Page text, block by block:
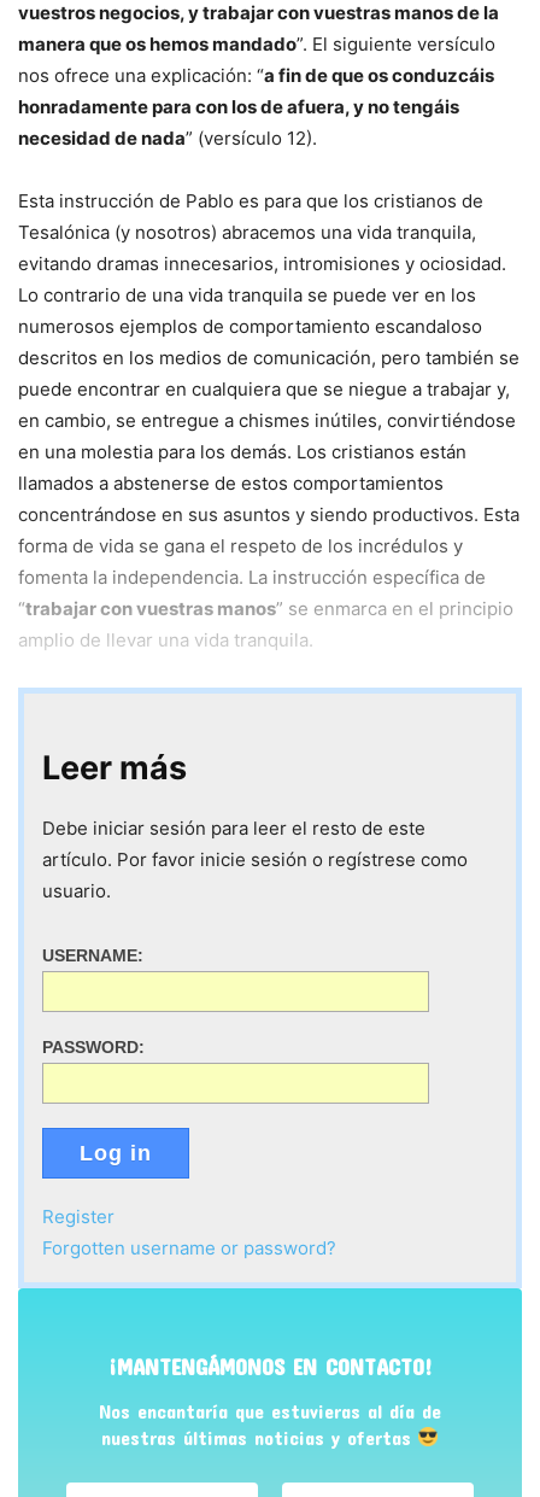
vuestros negocios, y trabajar con vuestras manos de la
manera que os hemos mandado”. El siguiente versículo
nos ofrece una explicación: “a fin de que os conduzcáis
honradamente para con los de afuera, y no tengáis
necesidad de nada” (versículo 12).
Esta instrucción de Pablo es para que los cristianos de
Tesalónica (y nosotros) abracemos una vida tranquila,
evitando dramas innecesarios, intromisiones y ociosidad.
Lo contrario de una vida tranquila se puede ver en los
numerosos ejemplos de comportamiento escandaloso
descritos en los medios de comunicación, pero también se
puede encontrar en cualquiera que se niegue a trabajar y,
en cambio, se entregue a chismes inútiles, convirtiéndose
en una molestia para los demás. Los cristianos están
llamados a abstenerse de estos comportamientos
concentrándose en sus asuntos y siendo productivos. Esta
forma de vida se gana el respeto de los incrédulos y
fomenta la independencia. La instrucción específica de
“trabajar con vuestras manos” se enmarca en el principio
amplio de llevar una vida tranquila.
Leer más
Debe iniciar sesión para leer el resto de este
artículo. Por favor inicie sesión o regístrese como
usuario.
USERNAME:
PASSWORD:
Log in
Register
Forgotten username or password?
¡MANTENGÁMONOS EN CONTACTO!
Nos encantaría que estuvieras al día de
nuestras últimas noticias y ofertas